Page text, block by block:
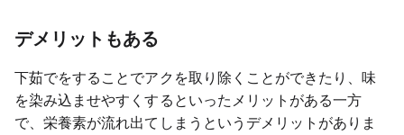
デメリットもある
下茹でをすることでアクを取り除くことができたり、味
を染み込ませやすくするといったメリットがある一方
で、栄養素が流れ出てしまうというデメリットがありま